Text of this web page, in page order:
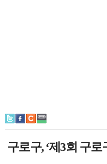
구로구, ‘제3회 구